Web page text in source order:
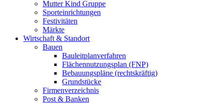
Mutter Kind Gruppe
Sporteinrichtungen
Festivitäten
Märkte
Wirtschaft & Standort
Bauen
Bauleitplanverfahren
Flächennutzungsplan (FNP)
Bebauungspläne (rechtskräftig)
Grundstücke
Firmenverzeichnis
Post & Banken